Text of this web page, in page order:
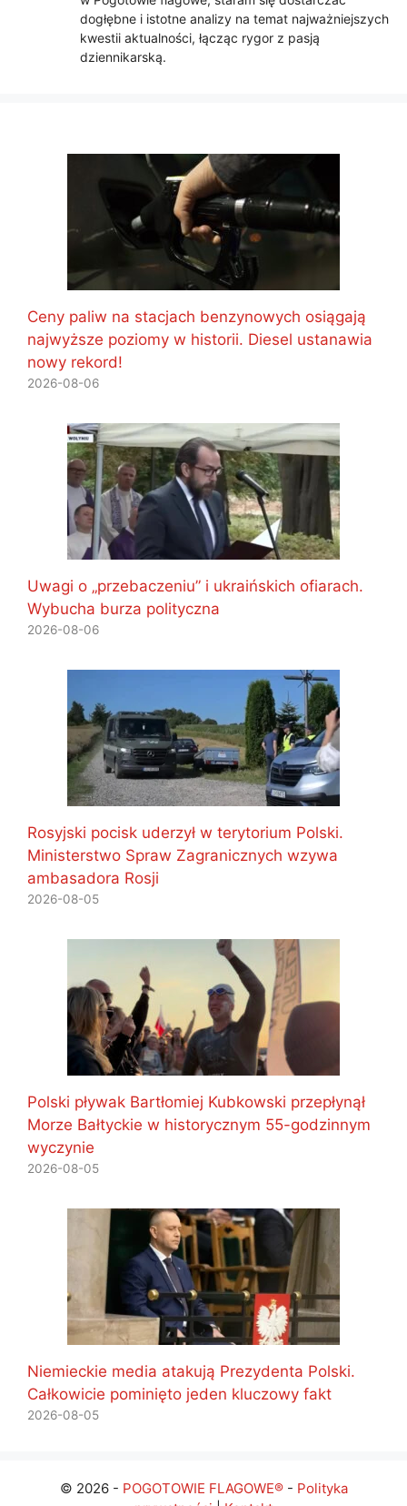
dogłębne i istotne analizy na temat najważniejszych
kwestii aktualności, łącząc rygor z pasją
dziennikarską.
Ceny paliw na stacjach benzynowych osiągają
najwyższe poziomy w historii. Diesel ustanawia
nowy rekord!
2026-08-06
Uwagi o „przebaczeniu” i ukraińskich ofiarach.
Wybucha burza polityczna
2026-08-06
Rosyjski pocisk uderzył w terytorium Polski.
Ministerstwo Spraw Zagranicznych wzywa
ambasadora Rosji
2026-08-05
Polski pływak Bartłomiej Kubkowski przepłynął
Morze Bałtyckie w historycznym 55-godzinnym
wyczynie
2026-08-05
Niemieckie media atakują Prezydenta Polski.
Całkowicie pominięto jeden kluczowy fakt
2026-08-05
© 2026 - POGOTOWIE FLAGOWE®- Polityka